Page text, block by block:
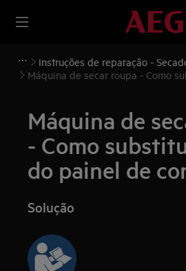
Instruções de reparação -
Máquina de secar roupa - Como
Máquina de
- Como
do painel de
Solução